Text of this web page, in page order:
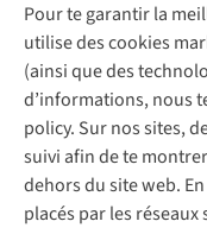
Pour te garantir la
utilise des cookies
(ainsi que des
d’informations, nous
policy. Sur nos sites,
suivi afin de te
dehors du site web.
placés par les
Service client
Questions fréquentes
Commander
Payer
10 % réduction étudiants
Klarna : post-paiement
Nos services
Vintage - ReJUsed
Atelier de couture
Personal shopping
Juttu
Qui sommes-nous ?